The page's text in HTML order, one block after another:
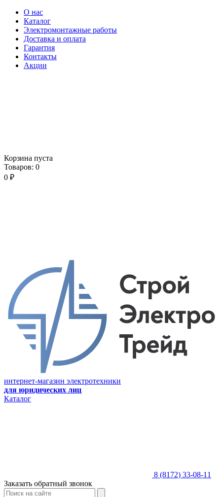
О нас
Каталог
Электромонтажные работы
Доставка и оплата
Гарантия
Контакты
Акции
Корзина пуста
Товаров: 0
0 ₽
интернет-магазин электротехники
для юридических лиц
Каталог
8 (8172) 33-08-11
Заказать обратный звонок